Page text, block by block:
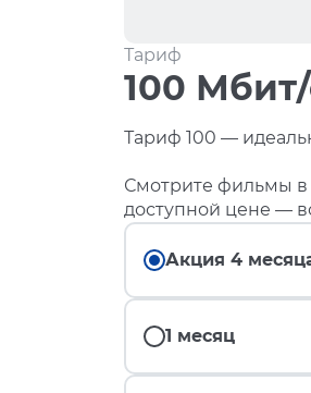
Тариф
100
Тариф 100 —
Смотрите фильмы в
доступной цене —
Акция 4
1 месяц